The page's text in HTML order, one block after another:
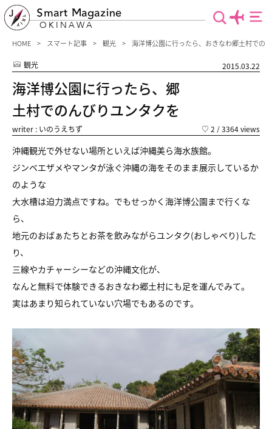
Smart Magazine
OKINAWA
HOME スマート記事 観光 海洋博公園に行ったら、おきなわ郷土村での
観光 2015.03.22
海洋博公園に行ったら、郷
土村でのんびりユンタクを
writer : いのうえちず ♡ 2 / 3364 views
沖縄観光で外せない場所といえば沖縄美ら海水族館。
ジンベエザメやマンタが泳ぐ沖縄の海をそのまま展示しているか
のような
大水槽は迫力満点ですね。でもせっかく海洋博公園まで行くな
ら、
地元のおばぁたちとお茶を飲みながらユンタク(おしゃべり)した
り、
三線やカチャーシーなどの沖縄文化が、
なんと無料で体験できるおきなわ郷土村にも足を運んでみて。
実はあまり知られていない穴場でもあるのです。